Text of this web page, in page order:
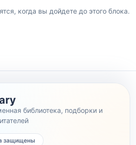
когда вы дойдете до этого блока.
библиотека, подборки и
защищены